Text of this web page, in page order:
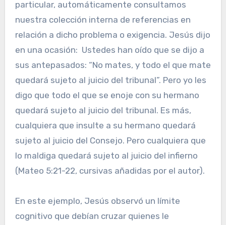
particular, automáticamente consultamos
nuestra colección interna de referencias en
relación a dicho problema o exigencia. Jesús dijo
en una ocasión: Ustedes han oído que se dijo a
sus antepasados: “No mates, y todo el que mate
quedará sujeto al juicio del tribunal”. Pero yo les
digo que todo el que se enoje con su hermano
quedará sujeto al juicio del tribunal. Es más,
cualquiera que insulte a su hermano quedará
sujeto al juicio del Consejo. Pero cualquiera que
lo maldiga quedará sujeto al juicio del infierno
(Mateo 5:21-22, cursivas añadidas por el autor).
En este ejemplo, Jesús observó un límite
cognitivo que debían cruzar quienes le